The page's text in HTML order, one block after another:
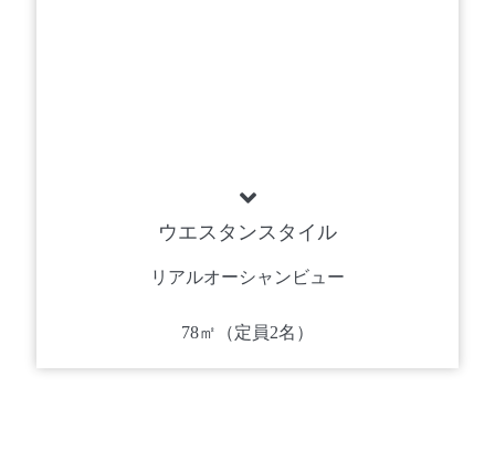
ウエスタンスタイル
リアルオーシャンビュー
78㎡（定員2名）